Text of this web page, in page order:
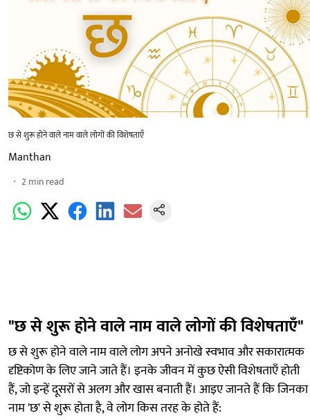
छ से शुरू होने वाले नाम वाले लोगों की विशेषताएँ
Manthan
2min read
"छ से शुरू होने वाले नाम वाले लोगों की विशेषताएँ"
छ से शुरू होने वाले नाम वाले लोग अपने अनोखे स्वभाव और सकारात्मक
दृष्टिकोण के लिए जाने जाते हैं। इनके जीवन में कुछ ऐसी विशेषताएँ होती
हैं, जो इन्हें दूसरों से अलग और खास बनाती हैं। आइए जानते हैं कि जिनका
नाम 'छ' से शुरू होता है, वे लोग किस तरह के होते हैं: